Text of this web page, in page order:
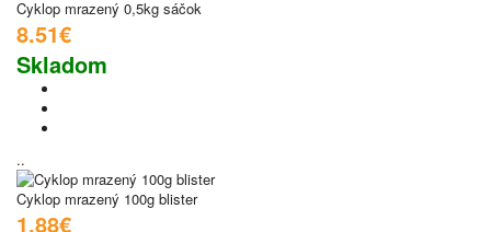
Cyklop mrazený 0,5kg sáčok
8.51€
Skladom
..
Cyklop mrazený 100g blister
1.88€